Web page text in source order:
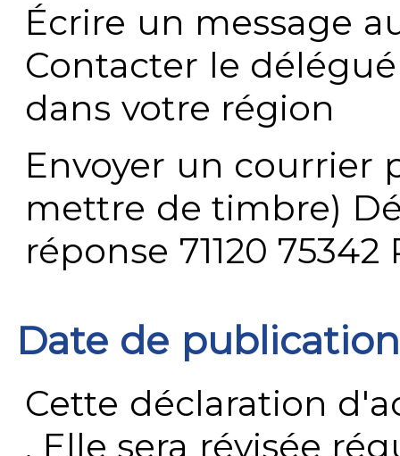
Écrire un message
Contacter le
dans votre région
Envoyer un courrier
mettre de timbre)
réponse 71120 75342
Date de publication
Cette déclaration
. Elle sera révisée